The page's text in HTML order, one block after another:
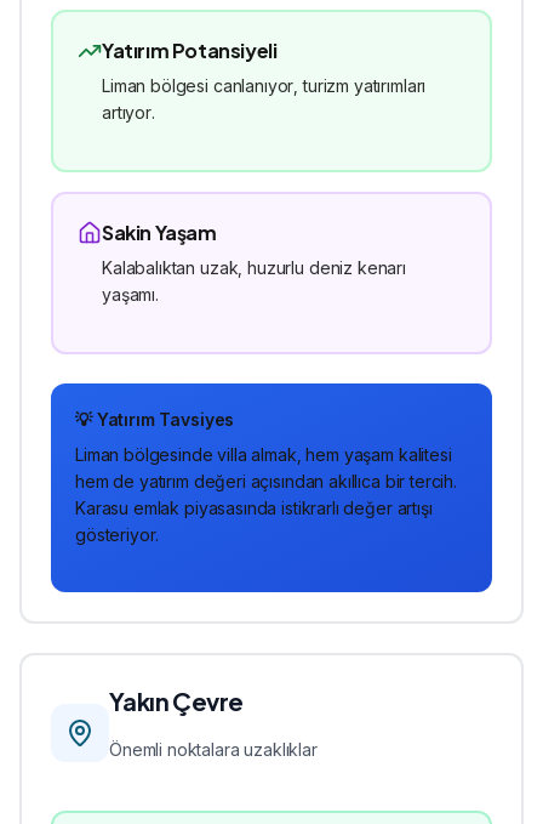
Yatırım Potansiyeli
Liman bölgesi canlanıyor, turizm yatırımları
artıyor.
Sakin Yaşam
Kalabalıktan uzak, huzurlu deniz kenarı
yaşamı.
💡 Yatırım Tavsiyes
Liman bölgesindevilla almak, hem yaşam kalitesi
hem de yatırım değeri açısından akıllıca bir tercih.
Karasu emlak piyasasında istikrarlı değer artışı
gösteriyor.
Yakın Çevre
Önemli noktalara uzaklıklar